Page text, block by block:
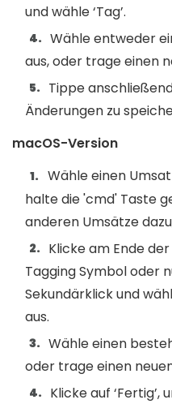
und wähle ‘Tag’.
Wähle entweder
aus, oder trage einen
Tippe
Änderungen zu
macOS-Version
Wähle einen
halte die 'cmd' Taste
anderen Umsätze
Klicke am Ende
Tagging Symbol oder
Sekundärklick und
aus.
Wähle einen
oder trage einen
Klicke auf ‘Fertig’,